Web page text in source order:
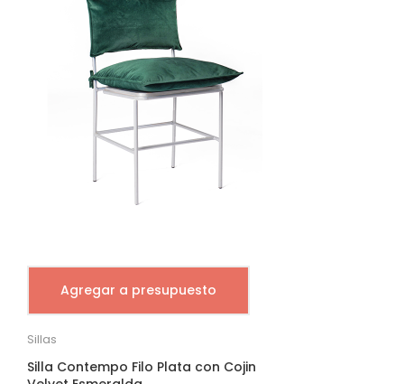
Agregar a presupuesto
Sillas
Silla Contempo Filo Plata con Cojin